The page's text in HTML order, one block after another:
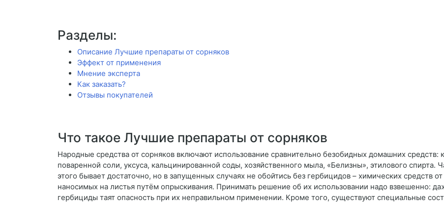
Разделы:
Описание Лучшие препараты от сорняков
Эффект от применения
Мнение эксперта
Как заказать?
Отзывы покупателей
Что такое Лучшие препараты от сорняков
Народные средства от сорняков включают использование сравнительно безобидных домашних средств:
поваренной соли, уксуса, кальцинированной соды, хозяйственного мыла, «Белизны», этилового спирта.
этого бывает достаточно, но в запущенных случаях не обойтись без гербицидов – химических средств
наносимых на листья путём опрыскивания. Принимать решение об их использовании надо взвешенно:
гербициды таят опасность при их неправильном применении. Кроме того, существуют специальные